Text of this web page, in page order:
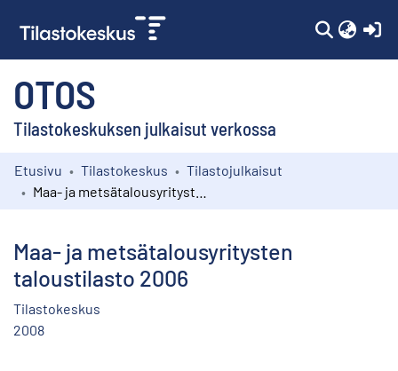
OTOS
Tilastokeskuksen julkaisut verkossa
Kokoelmat
Etusivu Tilastokeskus
Tilastojulkaisut
Maa- ja metsätalousyritysten
taloustilasto 2006
Tilastokeskus
2008